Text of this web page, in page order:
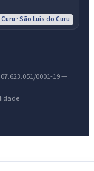
· São Luís do Curu
07.623.051/0001-19 —